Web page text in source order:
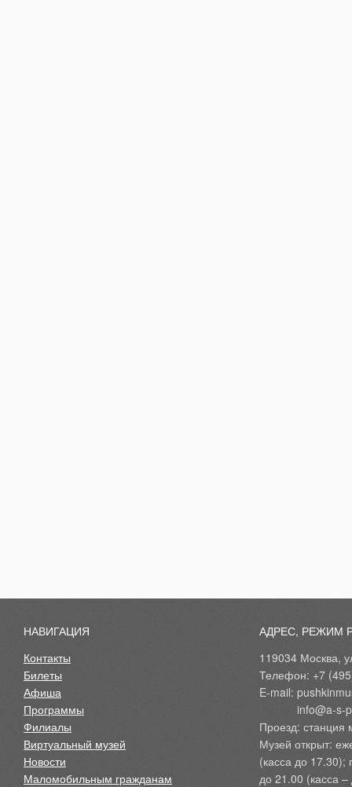
НАВИГАЦИЯ
Контакты
Билеты
Афиша
Программы
Филиалы
Виртуальный музей
Новости
Маломобильным гражданам
АДРЕС, РЕЖИМ
119034 Москва,
Телефон: +7
E-mail:
Проезд: станция
Музей открыт:
(касса до 17.30);
до 21.00 (касса